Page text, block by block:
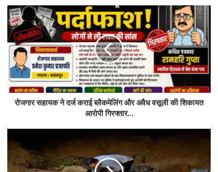
रोजगार
सहायक
ने
दर्ज
कराई
ब्लैकमेलिंग
और
अवैध
वसूली
की
गिरफ्तार...
रोजगार सहायक ने दर्ज कराई ब्लैकमेलिंग और अवैध वसूली की शिकायत
आरोपी गिरफ्तार...
निर्माण
में